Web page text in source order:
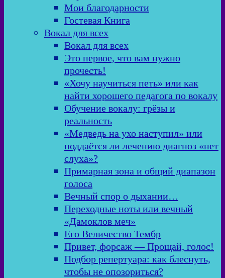
Мои благодарности
Гостевая Книга
Вокал для всех
Вокал для всех
Это первое, что вам нужно
прочесть!
«Хочу научиться петь» или как
найти хорошего педагога по вокалу
Обучение вокалу: грёзы и
реальность
«Медведь на ухо наступил» или
поддаётся ли лечению диагноз «нет
слуха»?
Примарная зона и общий диапазон
голоса
Вечный спор о дыхании…
Переходные ноты или вечный
«Дамоклов меч»
Его Величество Тембр
Привет, форсаж — Прощай, голос!
Подбор репертуара: как блеснуть,
чтобы не опозориться?